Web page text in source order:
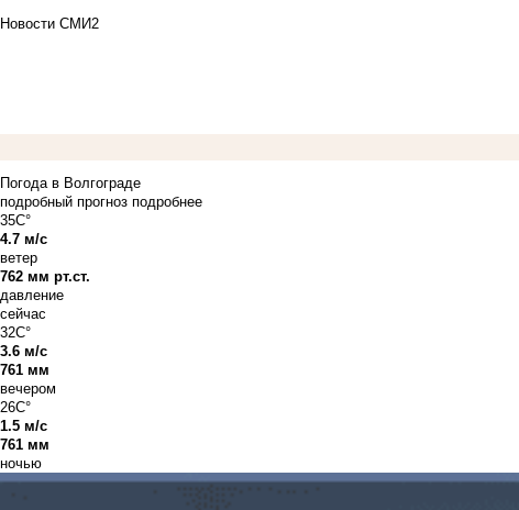
Новости СМИ2
Погода в Волгограде
подробный прогноз подробнее
35C°
4.7 м/с
ветер
762 мм рт.ст.
давление
сейчас
32C°
3.6 м/с
761 мм
вечером
26C°
1.5 м/с
761 мм
ночью